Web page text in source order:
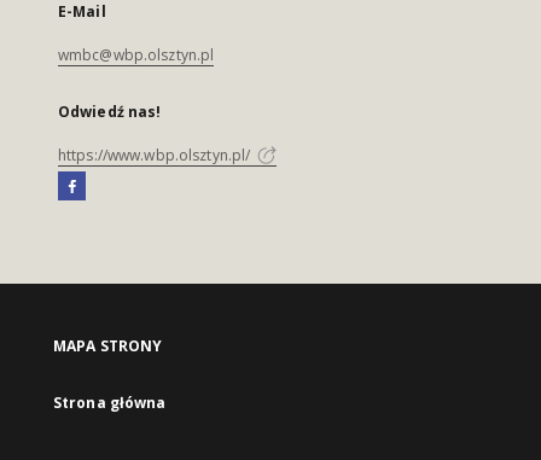
E-Mail
wmbc@wbp.olsztyn.pl
Odwiedź nas!
https://www.wbp.olsztyn.pl/
MAPA STRONY
Strona główna